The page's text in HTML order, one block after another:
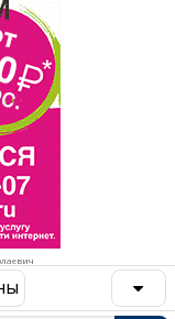
финансы
Экспертиза, Страхование
организации